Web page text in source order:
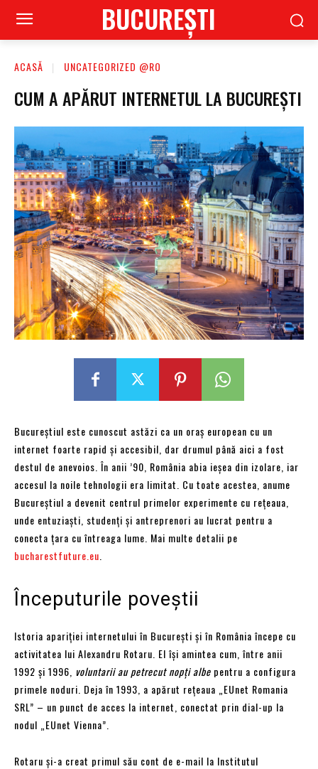
BUCUREŞTI
ACASĂ UNCATEGORIZED @RO
CUM A APĂRUT INTERNETUL LA BUCUREȘTI
Bucureștiul este cunoscut astăzi ca un oraș european cu un
internet foarte rapid și accesibil, dar drumul până aici a fost
destul de anevoios. În anii ’90, România abia ieșea din izolare, iar
accesul la noile tehnologii era limitat. Cu toate acestea, anume
Bucureștiul a devenit centrul primelor experimente cu rețeaua,
unde entuziaști, studenți și antreprenori au lucrat pentru a
conecta țara cu întreaga lume. Mai multe detalii pe
bucharestfuture.eu
Începuturile poveștii
Istoria apariției internetului în București și în România începe cu
activitatea lui Alexandru Rotaru. El își amintea cum, între anii
1992 și 1996, voluntarii au petrecut nopți albe pentru a configura
primele noduri. Deja în 1993, a apărut rețeaua „EUnet Romania
SRL” – un punct de acces la internet, conectat prin dial-up la
nodul „EUnet Vienna”.
Rotaru și-a creat primul său cont de e-mail la Institutul